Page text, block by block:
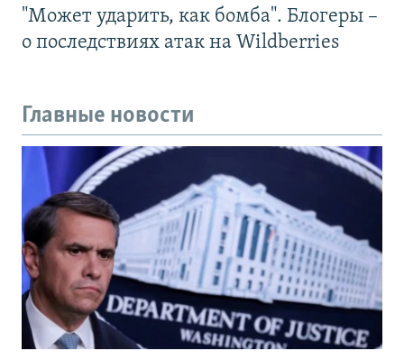
"Может ударить, как бомба". Блогеры –
о последствиях атак на Wildberries
Главные новости